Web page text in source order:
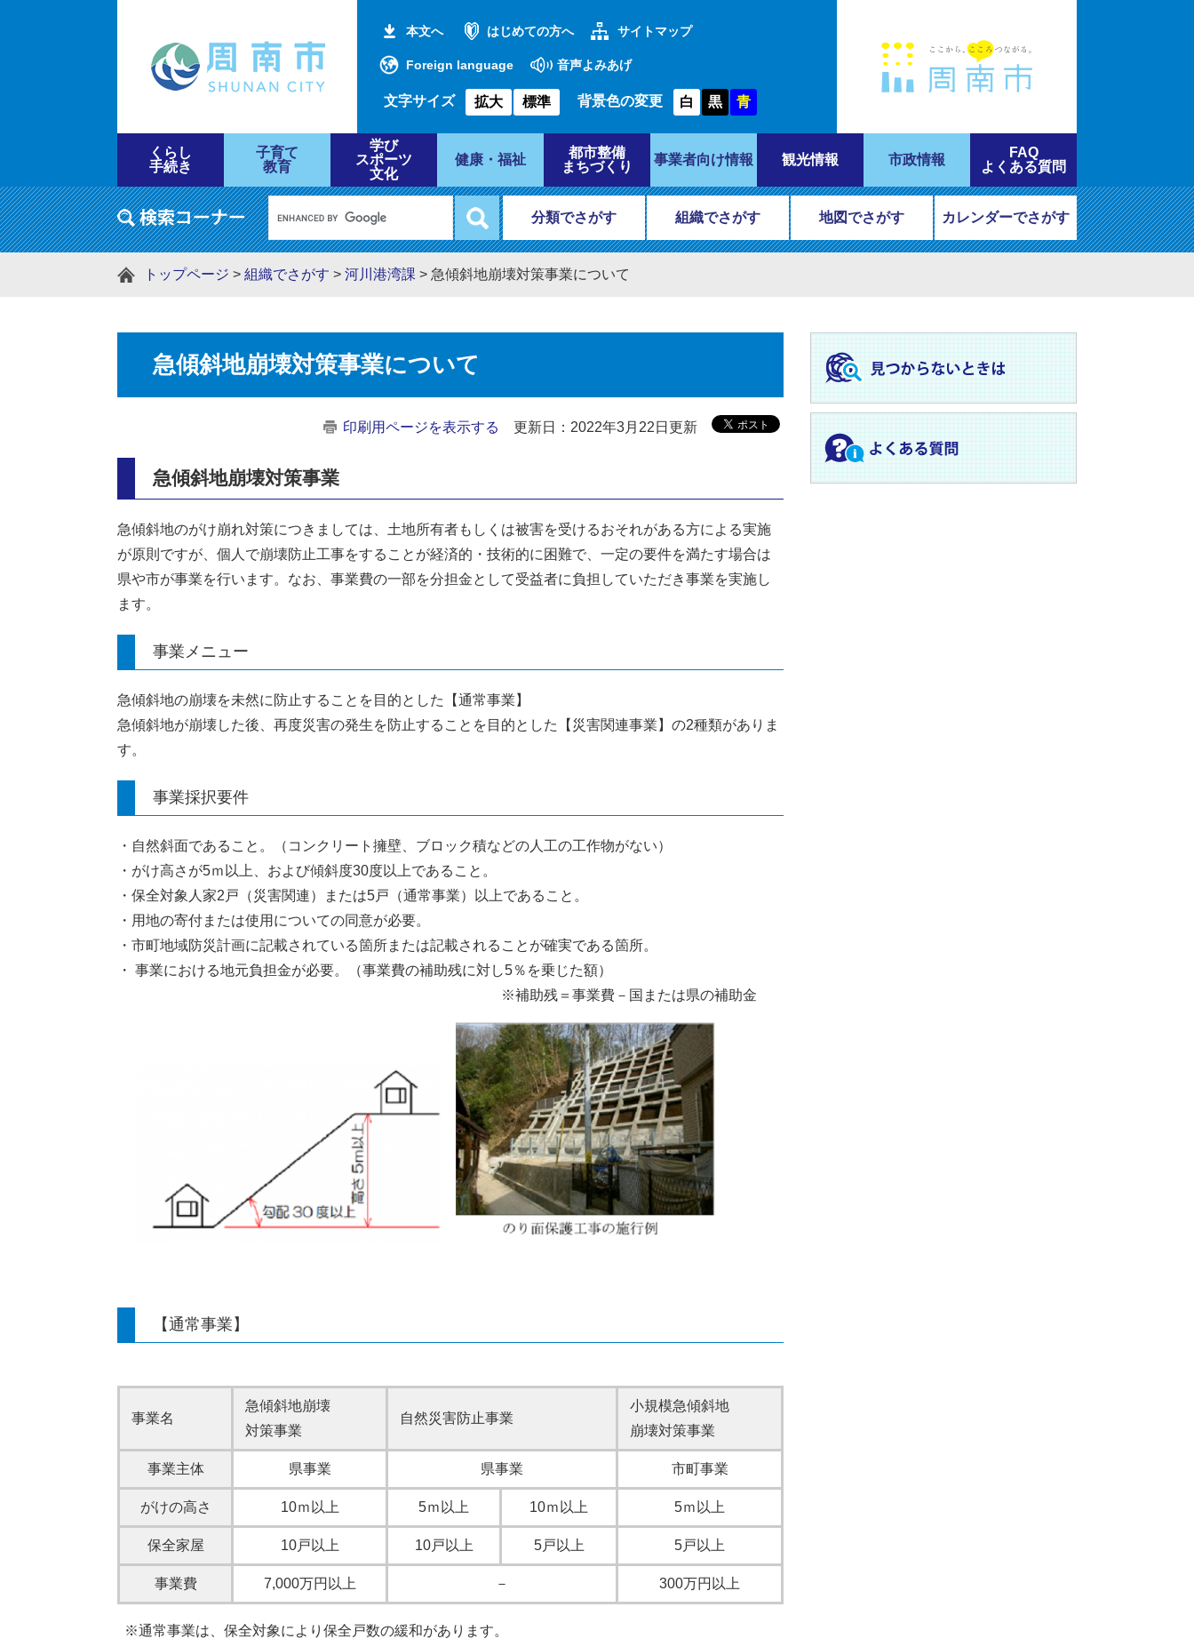
本文へ はじめての方へ サイトマップ
Foreign language 音声よみあげ
文字サイズ 拡大 標準 背景色の変更 白 黒 青
くらし
手続き
子育て
教育
学び
スポーツ
文化
健康・福祉
都市整備
まちづくり
事業者向け情報 観光情報 市政情報
FAQ
よくある質問
分類でさがす 組織でさがす 地図でさがす カレンダーでさがす
トップページ > 組織でさがす > 河川港湾課 > 急傾斜地崩壊対策事業について
急傾斜地崩壊対策事業について
印刷用ページを表示する 更新日：2022年3月22日更新
急傾斜地崩壊対策事業
急傾斜地のがけ崩れ対策につきましては、土地所有者もしくは被害を受けるおそれがある方による実施
が原則ですが、個人で崩壊防止工事をすることが経済的・技術的に困難で、一定の要件を満たす場合は
県や市が事業を行います。なお、事業費の一部を分担金として受益者に負担していただき事業を実施し
ます。
事業メニュー
急傾斜地の崩壊を未然に防止することを目的とした【通常事業】
急傾斜地が崩壊した後、再度災害の発生を防止することを目的とした【災害関連事業】の2種類がありま
す。
事業採択要件
・自然斜面であること。（コンクリート擁壁、ブロック積などの人工の工作物がない）
・がけ高さが5ｍ以上、および傾斜度30度以上であること。
・保全対象人家2戸（災害関連）または5戸（通常事業）以上であること。
・用地の寄付または使用についての同意が必要。
・市町地域防災計画に記載されている箇所または記載されることが確実である箇所。
・ 事業における地元負担金が必要。（事業費の補助残に対し5％を乗じた額）
※補助残＝事業費－国または県の補助金
【通常事業】
事業名
急傾斜地崩壊
対策事業
自然災害防止事業
小規模急傾斜地
崩壊対策事業
事業主体 県事業 県事業 市町事業
がけの高さ 10ｍ以上 5ｍ以上 10ｍ以上 5ｍ以上
保全家屋 10戸以上 10戸以上 5戸以上 5戸以上
事業費 7,000万円以上 － 300万円以上
※通常事業は、保全対象により保全戸数の緩和があります。